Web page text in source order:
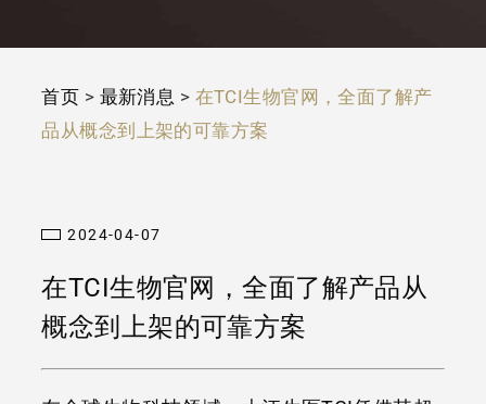
首页 > 最新消息 > 在TCI生物官网，全面了解产
品从概念到上架的可靠方案
2024-04-07
在TCI生物官网，全面了解产品从
概念到上架的可靠方案